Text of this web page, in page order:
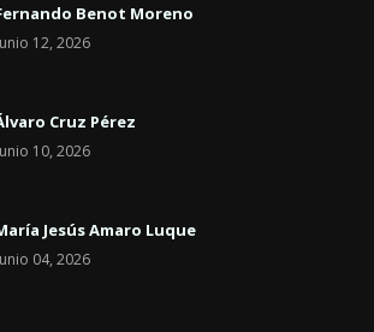
Benot Moreno
12, 2026
Cruz Pérez
10, 2026
Jesús Amaro Luque
04, 2026